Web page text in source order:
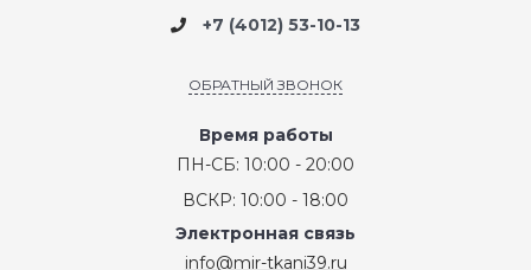
+7 (4012) 53-10-13
ОБРАТНЫЙ ЗВОНОК
Время работы
ПН-СБ: 10:00 - 20:00
ВСКР: 10:00 - 18:00
Электронная связь
info@mir-tkani39.ru